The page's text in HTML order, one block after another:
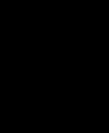
à Paris
Paris
à Paris